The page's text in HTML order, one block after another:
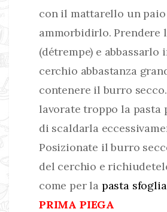
con il mattarello un
ammorbidirlo. Prendere
(détrempe) e abbassarlo
cerchio abbastanza
contenere il burro
lavorate troppo la pasta
di scaldarla
Posizionate il burro
del cerchio e
come per la pasta sfoglia
PRIMA PIEGA